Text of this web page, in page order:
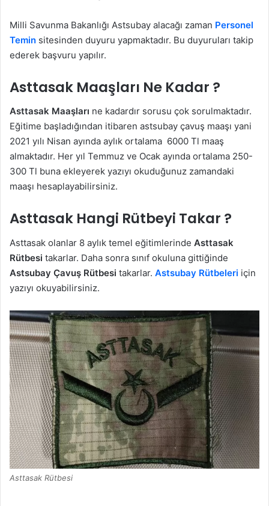
Milli Savunma Bakanlığı Astsubay alacağı zaman Personel
Temin sitesinden duyuru yapmaktadır. Bu duyuruları takip
ederek başvuru yapılır.
Asttasak Maaşları Ne Kadar ?
Asttasak Maaşları ne kadardır sorusu çok sorulmaktadır.
Eğitime başladığından itibaren astsubay çavuş maaşı yani
2021 yılı Nisan ayında aylık ortalama 6000 Tl maaş
almaktadır. Her yıl Temmuz ve Ocak ayında ortalama 250-
300 Tl buna ekleyerek yazıyı okuduğunuz zamandaki
maaşı hesaplayabilirsiniz.
Asttasak Hangi Rütbeyi Takar ?
Asttasak olanlar 8 aylık temel eğitimlerinde Asttasak
Rütbesi takarlar. Daha sonra sınıf okuluna gittiğinde
Astsubay Çavuş Rütbesi takarlar. Astsubay Rütbeleri için
yazıyı okuyabilirsiniz.
Asttasak Rütbesi